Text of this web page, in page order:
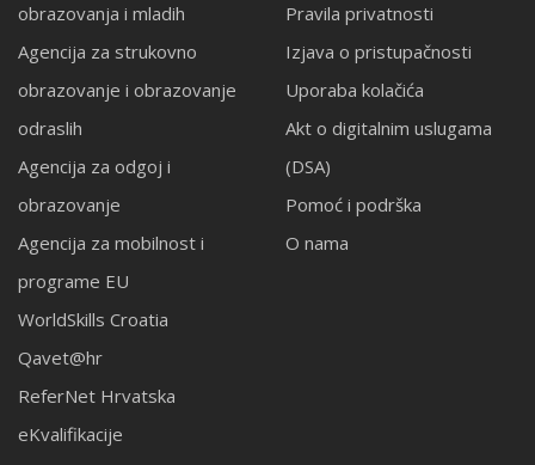
obrazovanja i mladih
Agencija za strukovno
obrazovanje i obrazovanje
odraslih
Agencija za odgoj i
obrazovanje
Agencija za mobilnost i
programe EU
WorldSkills Croatia
Qavet@hr
ReferNet Hrvatska
eKvalifikacije
Pravila privatnosti
Izjava o pristupačnosti
Uporaba kolačića
Akt o digitalnim uslugama
(DSA)
Pomoć i podrška
O nama